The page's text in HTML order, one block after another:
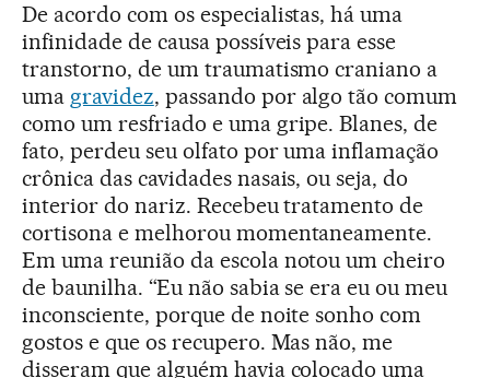
De acordo com os especialistas, há uma
infinidade de causa possíveis para esse
transtorno, de um traumatismo craniano a
uma gravidez, passando por algo tão comum
como um resfriado e uma gripe. Blanes, de
fato, perdeu seu olfato por uma inflamação
crônica das cavidades nasais, ou seja, do
interior do nariz. Recebeu tratamento de
cortisona e melhorou momentaneamente.
Em uma reunião da escola notou um cheiro
de baunilha. “Eu não sabia se era eu ou meu
inconsciente, porque de noite sonho com
gostos e que os recupero. Mas não, me
disseram que alguém havia colocado uma